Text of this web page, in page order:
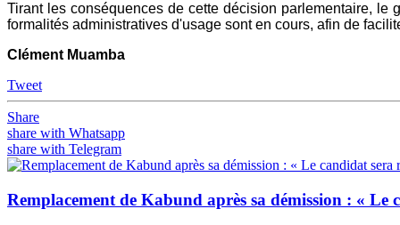
Tirant les conséquences de cette décision parlementaire, le
formalités administratives d'usage sont en cours, afin de
Clément Muamba
Tweet
Share
share with Whatsapp
share with Telegram
Remplacement de Kabund après sa démission : «